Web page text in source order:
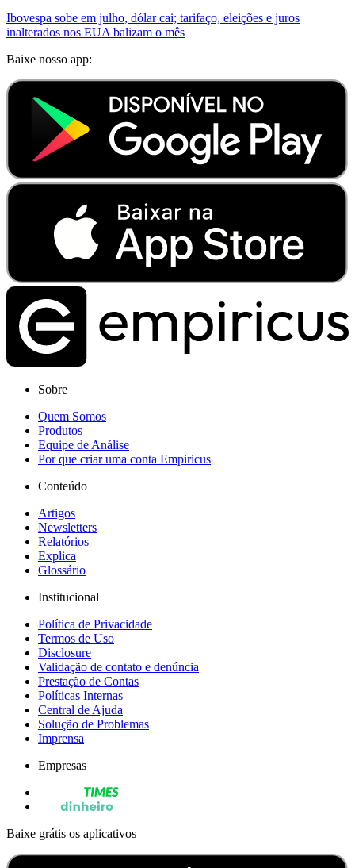
Ibovespa sobe em julho, dólar cai; tarifaço, eleições e juros
inalterados nos EUA balizam o mês
Baixe nosso app:
Sobre
Quem Somos
Produtos
Equipe de Análise
Por que criar uma conta Empiricus
Conteúdo
Artigos
Newsletters
Relatórios
Explica
Glossário
Institucional
Política de Privacidade
Termos de Uso
Disclosure
Validação de contato e denúncia
Prestação de Contas
Políticas Internas
Central de Ajuda
Solução de Problemas
Imprensa
Empresas
Baixe grátis os aplicativos